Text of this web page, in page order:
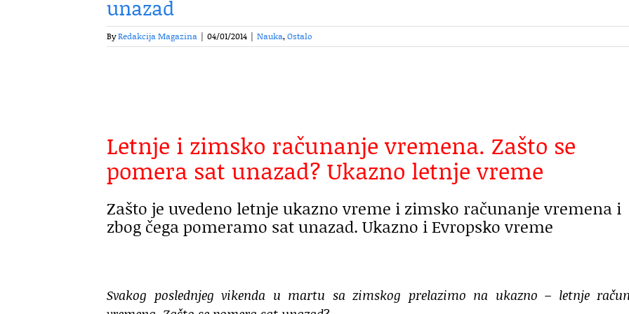
unazad
ByRedakcija Magazina | 04/01/2014 | Nauka,Ostalo
Letnje i zimsko računanje vremena. Zašto se
pomera sat unazad? Ukazno letnje vreme
Zašto je uvedeno letnje ukazno vreme i zimsko računanje vremena i
zbog čega pomeramo sat unazad. Ukazno i Evropsko vreme
Svakog poslednjeg vikenda u martu sa zimskog prelazimo na ukazno – letnje